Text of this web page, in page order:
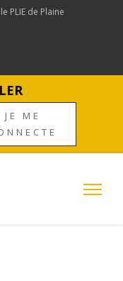
PLIE de Plaine
JE ME